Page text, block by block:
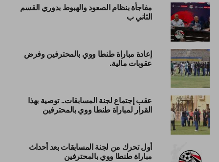
مفاجأة بنظام الصعود والهبوط بدوري القسم
الثاني ب
إعادة مباراة طنطا ووي بالمحترفين وفرض
عقوبات مالية.
عقب إجتماع لجنة المسابقات.. توصية بهذا
القرار لمباراة طنطا ووي بالمحترفين
أول تحرك من لجنة المسابقات بعد أحداث
مباراة طنطا ووي بالمحترفين